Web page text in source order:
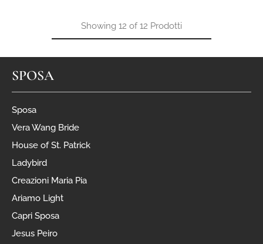
Showing 12 of12 Prodotti
SPOSA
Sposa
Vera Wang Bride
House of St. Patrick
Ladybird
Creazioni Maria Pia
Ariamo Light
Capri Sposa
Jesus Peiro